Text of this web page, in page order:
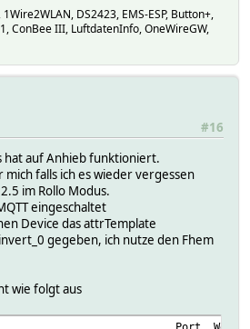
DS2423, EMS-ESP, Button+,
ConBee III, LuftdatenInfo, OneWireGW,
#16
hat auf Anhieb funktioniert.
falls ich es wieder vergessen
im Rollo Modus.
eingeschaltet
Device das attrTemplate
gegeben, ich nutze den Fhem
wie folgt aus